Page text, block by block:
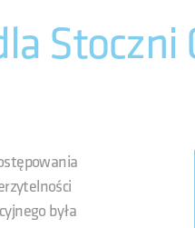
Stoczni
była